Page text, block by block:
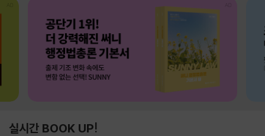
실시간 BOOK UP!